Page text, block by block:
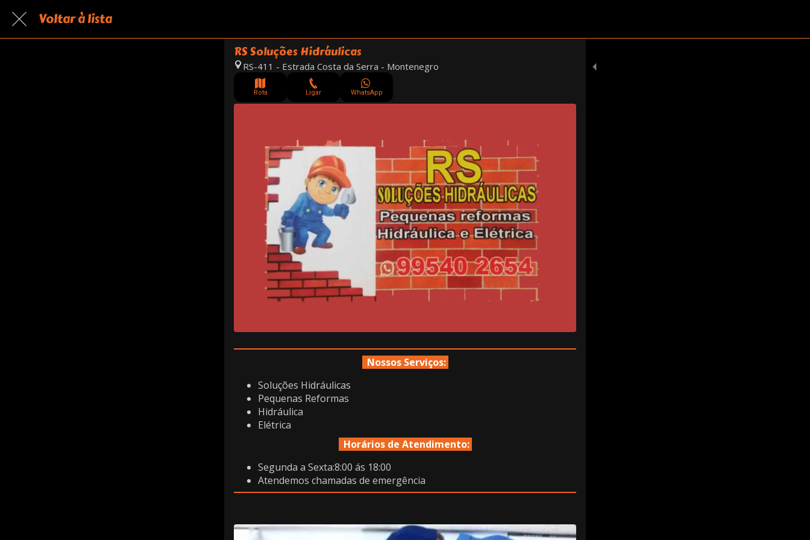
Voltar à lista
RS Soluções Hidráulicas
RS-411 - Estrada Costa da Serra - Montenegro
Rota Ligar WhatsApp
Nossos Serviços:
Soluções Hidráulicas
Pequenas Reformas
Hidráulica
Elétrica
Horários de Atendimento:
Segunda a Sexta:8:00 ás 18:00
Atendemos chamadas de emergência